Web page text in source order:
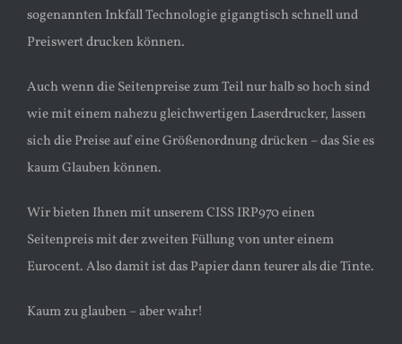
sogenannten Inkfall Technologie gigangtisch schnell und
Preiswert drucken können.
Auch wenn die Seitenpreise zum Teil nur halb so hoch sind
wie mit einem nahezu gleichwertigen Laserdrucker, lassen
sich die Preise auf eine Größenordnung drücken – das Sie es
kaum Glauben können.
Wir bieten Ihnen mit unserem CISS IRP970 einen
Seitenpreis mit der zweiten Füllung von unter einem
Eurocent. Also damit ist das Papier dann teurer als die Tinte.
Kaum zu glauben – aber wahr!